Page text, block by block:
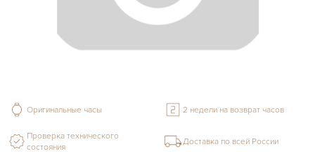
Оригинальные часы 2 недели на возврат часов
Проверка технического
состояния
Доставка по всей России